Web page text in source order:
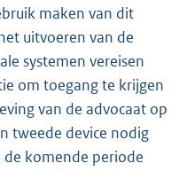
maken van dit
uitvoeren van de
systemen vereisen
om toegang te krijgen
van de advocaat op
tweede device nodig
de komende periode